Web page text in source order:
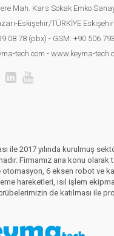
Mah. Kars Sokak Emko
Eskişehir/TÜRKİYE Eskişehir
08 78 (pbx) - GSM: +90 506
tech.com - www.keyma-
ile 2017 yılında kurulmuş
Firmamız ana konu olarak
otomasyon, 6 eksen robot ve
hareketleri, ısıl işlem
de katılması ile